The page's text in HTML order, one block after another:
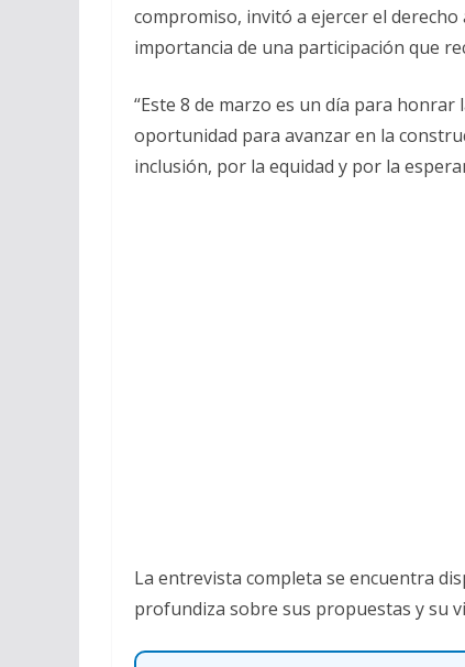
compromiso, invitó a ejercer el
importancia de una participación que
“Este 8 de marzo es un día para
oportunidad para avanzar en la
inclusión, por la equidad y por la
La entrevista completa se encuentra
profundiza sobre sus propuestas y su